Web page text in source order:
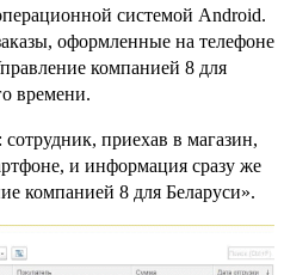
системой Android.
оформленные на телефоне
компанией 8 для
времени.
приехав в магазин,
и информация сразу же
компанией 8 для Беларуси».